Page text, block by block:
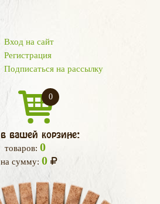
Вход на сайт
Регистрация
Подписаться на рассылку
0
в вашей корзине:
товаров: 0
на сумму: 0